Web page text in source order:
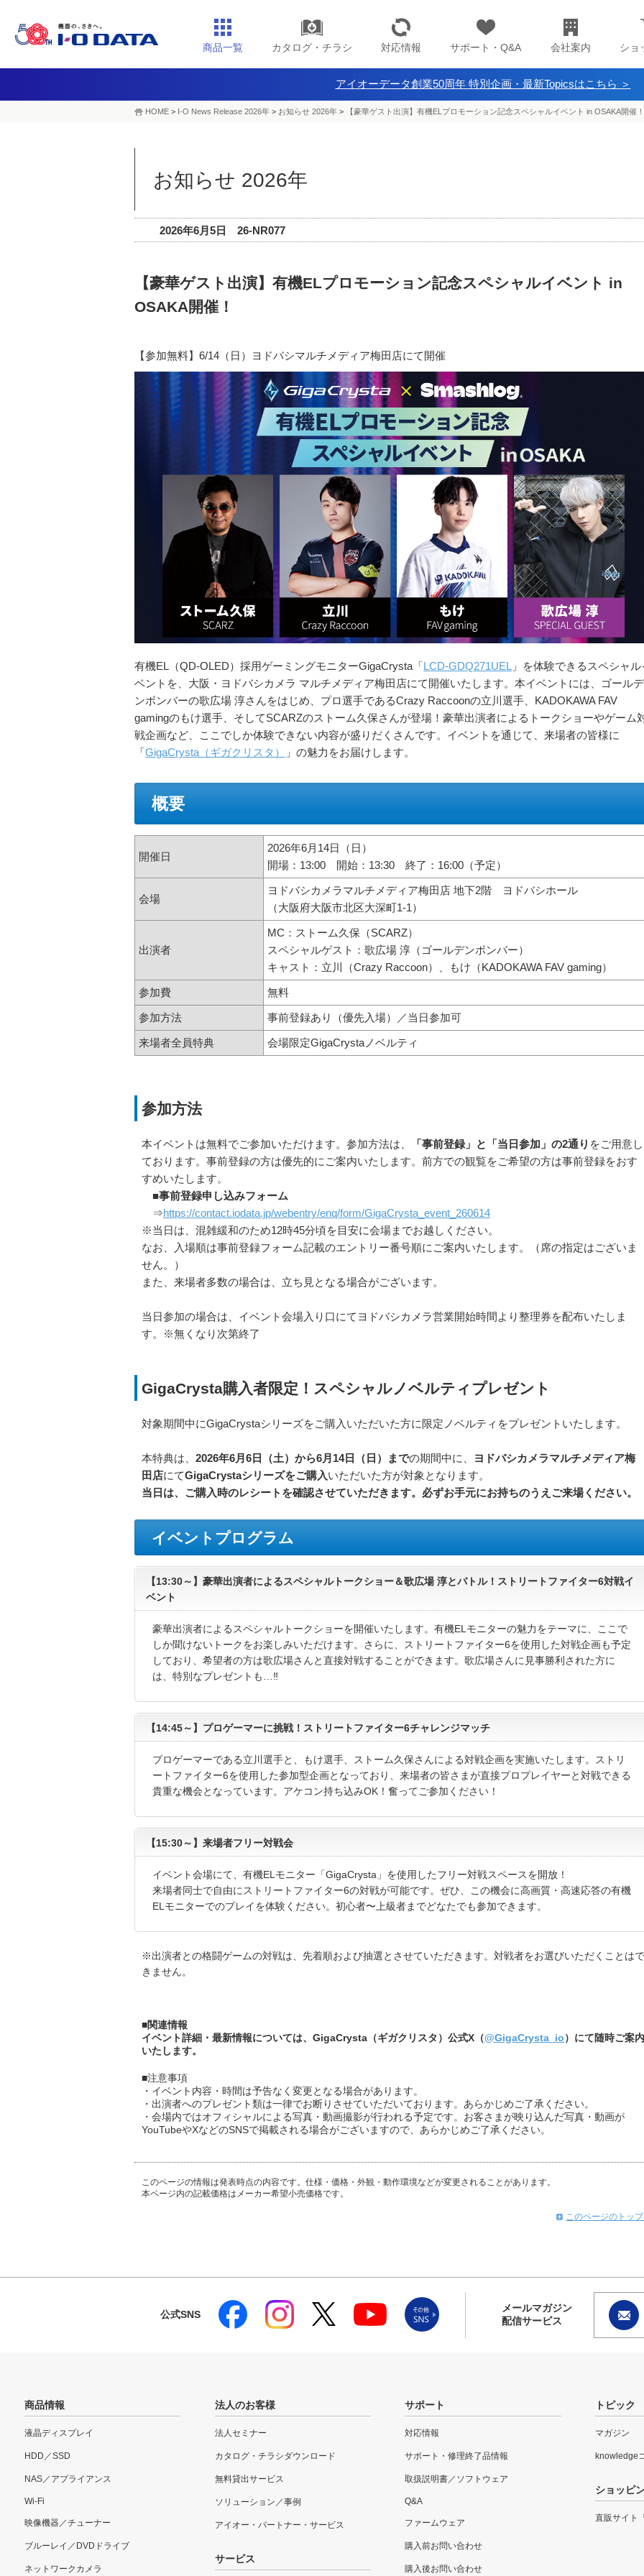
商品一覧 カタログ・チラシ 対応情報 サポート・Q&A 会社案内 ショ
アイオーデータ創業50周年 特別企画・最新Topicsはこちら ＞
HOME > I-O News Release 2026年 > お知らせ 2026年 > 【豪華ゲスト出演】有機ELプロモーション記念スペシャルイベント in OSAKA開催！
お知らせ 2026年
2026年6月5日 26-NR077
【豪華ゲスト出演】有機ELプロモーション記念スペシャルイベント in
OSAKA開催！
【参加無料】6/14（日）ヨドバシマルチメディア梅田店にて開催
有機EL（QD-OLED）採用ゲーミングモニターGigaCrysta「LCD-GDQ271UEL 」を体験できるスペシャル
ベントを、大阪・ヨドバシカメラ マルチメディア梅田店にて開催いたします。本イベントには、ゴールデ
ンボンバーの歌広場 淳さんをはじめ、プロ選手であるCrazy Raccoonの立川選手、KADOKAWA FAV
gamingのもけ選手、そしてSCARZのストーム久保さんが登場！豪華出演者によるトークショーやゲーム
戦企画など、ここでしか体験できない内容が盛りだくさんです。イベントを通じて、来場者の皆様に
「GigaCrysta（ギガクリスタ） 」の魅力をお届けします。
概要
開催日
2026年6月14日（日）
開場：13:00 開始：13:30 終了：16:00（予定）
会場
ヨドバシカメラマルチメディア梅田店 地下2階 ヨドバシホール
（大阪府大阪市北区大深町1-1）
出演者
MC：ストーム久保（SCARZ）
スペシャルゲスト：歌広場 淳（ゴールデンボンバー）
キャスト：立川（Crazy Raccoon）、もけ（KADOKAWA FAV gaming）
参加費 無料
参加方法 事前登録あり（優先入場）／当日参加可
来場者全員特典 会場限定GigaCrystaノベルティ
参加方法
本イベントは無料でご参加いただけます。参加方法は、 「事前登録」と「当日参加」の2通り をご用意し
ております。事前登録の方は優先的にご案内いたします。前方での観覧をご希望の方は事前登録をおす
すめいたします。
■事前登録申し込みフォーム
⇒https://contact.iodata.jp/webentry/enq/form/GigaCrysta_event_260614
※当日は、混雑緩和のため12時45分頃を目安に会場までお越しください。
なお、入場順は事前登録フォーム記載のエントリー番号順にご案内いたします。（席の指定はございま
せん。）
また、来場者多数の場合は、立ち見となる場合がございます。
当日参加の場合は、イベント会場入り口にてヨドバシカメラ営業開始時間より整理券を配布いたしま
す。※無くなり次第終了
GigaCrysta購入者限定！スペシャルノベルティプレゼント
対象期間中にGigaCrystaシリーズをご購入いただいた方に限定ノベルティをプレゼントいたします。
本特典は、 2026年6月6日（土）から6月14日（日）までの期間中に、
ヨドバシカメラマルチメディア梅
田店にてGigaCrystaシリーズをご購入いただいた方が対象となります。
当日は、ご購入時のレシートを確認させていただきます。必ずお手元にお持ちのうえご来場ください。
イベントプログラム
【13:30～】豪華出演者によるスペシャルトークショー＆歌広場 淳とバトル！ストリートファイター6対戦イ
ベント
豪華出演者によるスペシャルトークショーを開催いたします。有機ELモニターの魅力をテーマに、ここで
しか聞けないトークをお楽しみいただけます。さらに、ストリートファイター6を使用した対戦企画も予定
しており、希望者の方は歌広場さんと直接対戦することができます。歌広場さんに見事勝利された方に
は、特別なプレゼントも…‼
【14:45～】プロゲーマーに挑戦！ストリートファイター6チャレンジマッチ
プロゲーマーである立川選手と、もけ選手、ストーム久保さんによる対戦企画を実施いたします。ストリ
ートファイター6を使用した参加型企画となっており、来場者の皆さまが直接プロプレイヤーと対戦できる
貴重な機会となっています。アケコン持ち込みOK！奮ってご参加ください！
【15:30～】来場者フリー対戦会
イベント会場にて、有機ELモニター「GigaCrysta」を使用したフリー対戦スペースを開放！
来場者同士で自由にストリートファイター6の対戦が可能です。ぜひ、この機会に高画質・高速応答の有機
ELモニターでのプレイを体験ください。初心者〜上級者までどなたでも参加できます。
※出演者との格闘ゲームの対戦は、先着順および抽選とさせていただきます。対戦者をお選びいただくことはで
きません。
■関連情報
イベント詳細・最新情報については、GigaCrysta（ギガクリスタ）公式X（@GigaCrysta_io）にて随時ご案内
いたします。
■注意事項
・イベント内容・時間は予告なく変更となる場合があります。
・出演者へのプレゼント類は一律でお断りさせていただいております。あらかじめご了承ください。
・会場内ではオフィシャルによる写真・動画撮影が行われる予定です。お客さまが映り込んだ写真・動画が
YouTubeやXなどのSNSで掲載される場合がございますので、あらかじめご了承ください。
このページの情報は発表時点の内容です。仕様・価格・外観・動作環境などが変更されることがあります。
本ページ内の記載価格はメーカー希望小売価格です。
このページのトッ
公式SNS
メールマガジン
配信サービス
商品情報
液晶ディスプレイ
HDD／SSD
NAS／アプライアンス
Wi-Fi
映像機器／チューナー
ブルーレイ／DVDドライブ
ネットワークカメラ
法人のお客様
法人セミナー
カタログ・チラシダウンロード
無料貸出サービス
ソリューション／事例
アイオー・パートナー・サービス
サービス
サポート
対応情報
サポート・修理終了品情報
取扱説明書／ソフトウェア
Q&A
ファームウェア
購入前お問い合わせ
購入後お問い合わせ
トピック
マガジン
knowledge
ショッピ
直販サイト